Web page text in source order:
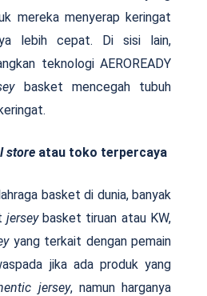
mereka menyerap keringat
lebih cepat. Di sisi lain,
teknologi AEROREADY
basket mencegah tubuh
store atau toko terpercaya
basket di dunia, banyak
jerseybasket tiruan atau KW,
yang terkait dengan pemain
jika ada produk yang
jersey, namun harganya